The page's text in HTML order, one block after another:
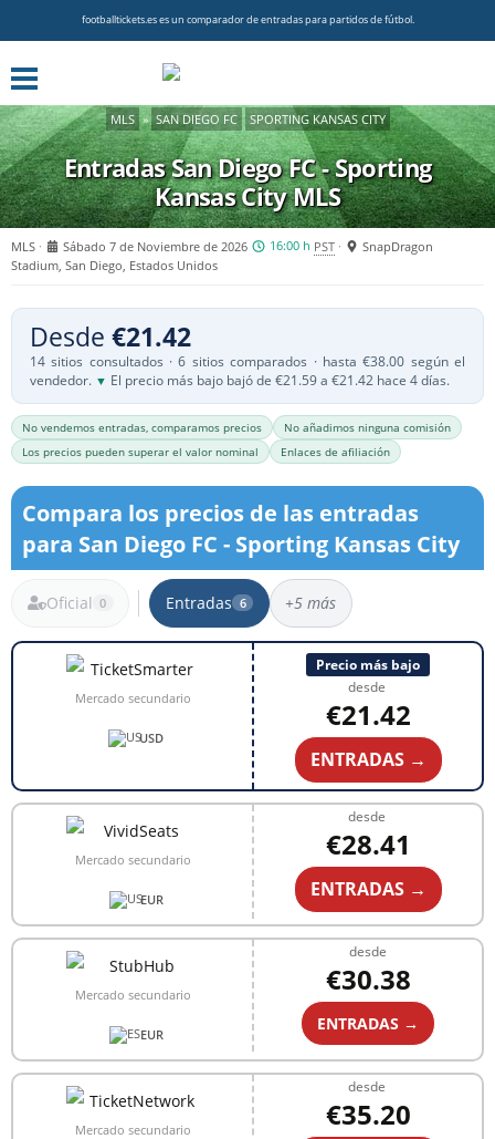
footballtickets.es es un comparador de entradas para partidos de fútbol.
MLS » SAN DIEGO FC SPORTING KANSAS CITY
Entradas San Diego FC - Sporting
Kansas CityMLS
MLS Sábado 7 de Noviembre de 2026 16:00 h PST
SnapDragon
Stadium, San Diego, Estados Unidos
Desde €21.42
14 sitios consultados · 6 sitios comparados · hasta €38.00 según el
vendedor. ▼ El precio más bajo bajó de €21.59 a €21.42 hace 4 días.
No vendemos entradas, comparamos precios
No añadimos ninguna comisión
Los precios pueden superar el valor nominal
Enlaces de afiliación
Compara los precios de las entradas
para San Diego FC - Sporting Kansas City
Oficial 0 Entradas 6 +5 más
6 resultados
Mercado secundario
USD
Precio más bajo
desde
€21.42
ENTRADAS →
Mercado secundario
EUR
desde
€28.41
ENTRADAS →
Mercado secundario
EUR
desde
€30.38
ENTRADAS →
Mercado secundario
desde
€35.20